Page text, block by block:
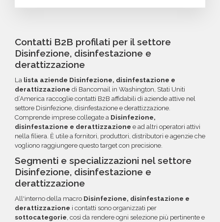
criteri specifici. Se online non trovi la
il target perfetto per la tua campagna.
indirizzi email non validi entro 60 giorni
garanzia copre tutti gli errori come email
inesistenti o DNS errati.
i circuiti protetti Banca Sella e PayPal. Inoltre,
per acquisti voluminosi, è possibile acquistare
crediti da utilizzare su più ordini. Contattaci per
questa opzione.
Contatti B2B profilati per il settore
Disinfezione, disinfestazione e
derattizzazione
La lista aziende Disinfezione, disinfestazione e
derattizzazione di Bancomail in Washington, Stati Uniti
d’America raccoglie contatti B2B affidabili di aziende attive nel
settore Disinfezione, disinfestazione e derattizzazione.
Comprende imprese collegate a Disinfezione,
disinfestazione e derattizzazione e ad altri operatori attivi
nella filiera. È utile a fornitori, produttori, distributori e agenzie che
vogliono raggiungere questo target con precisione.
Segmenti e specializzazioni nel settore
Disinfezione, disinfestazione e
derattizzazione
All'interno della macro Disinfezione, disinfestazione e
derattizzazione i contatti sono organizzati per
sottocategorie , così da rendere ogni selezione più pertinente e